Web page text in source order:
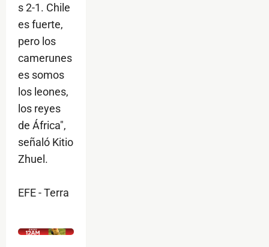
s 2-1. Chile
es fuerte,
pero los
camerunes
es somos
los leones,
los reyes
de África",
señaló Kitio
Zhuel.
EFE - Terra